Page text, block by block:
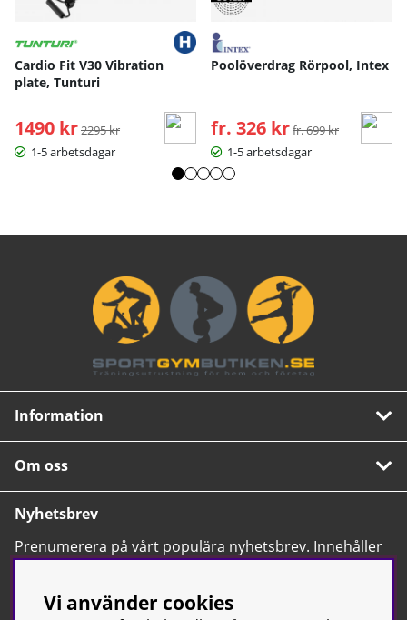
Cardio Fit V30 Vibration
plate, Tunturi
1490 kr Ordinarie pris:
2295 kr
1-5 arbetsdagar
Poolöverdrag Rörpool, Intex
fr. 326 kr Ordinarie pris:
fr. 699 kr
1-5 arbetsdagar
Information
Om oss
Nyhetsbrev
Prenumerera på vårt populära nyhetsbrev. Innehåller
tips, nyheter och våra allra bästa erbjudanden.
Vi använder cookies